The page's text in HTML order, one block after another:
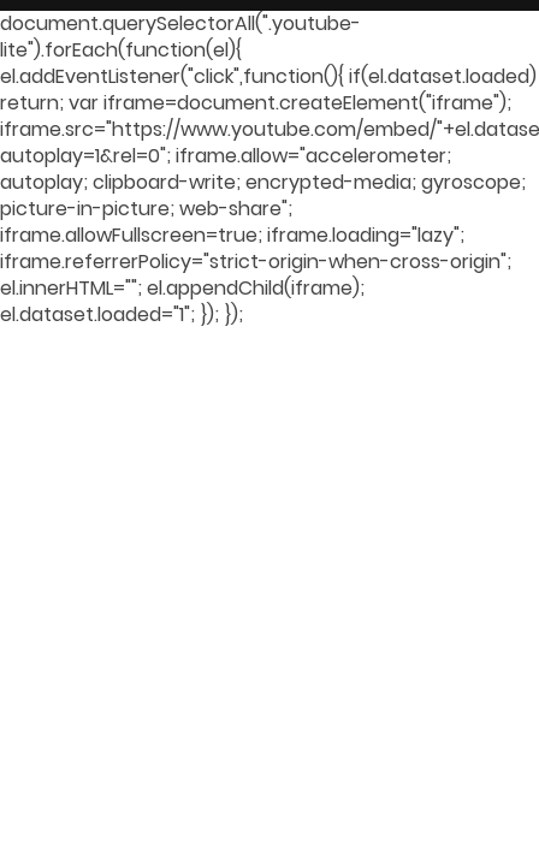
document.querySelectorAll(".youtube-
lite").forEach(function(el){
el.addEventListener("click",function(){ if(el.dataset.loaded)
return; var iframe=document.createElement("iframe");
iframe.src="https://www.youtube.com/embed/
autoplay=1&rel=0"; iframe.allow="accelerometer;
autoplay; clipboard-write; encrypted-media; gyroscope;
picture-in-picture; web-share";
iframe.allowFullscreen=true; iframe.loading="lazy";
iframe.referrerPolicy="strict-origin-when-cross-origin";
el.innerHTML=""; el.appendChild(iframe);
el.dataset.loaded="1"; }); });